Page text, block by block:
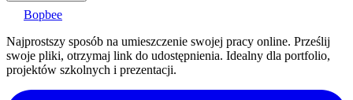
Bopbee
Najprostszy sposób na umieszczenie swojej pracy online. Prześlij
swoje pliki, otrzymaj link do udostępnienia. Idealny dla portfolio,
projektów szkolnych i prezentacji.